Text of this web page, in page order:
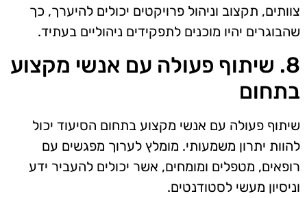
צוותים, תקצוב וניהול פרויקטים יכולים להיערך, כך
שהבוגרים יהיו מוכנים לתפקידים ניהוליים בעתיד.
8. שיתוף פעולה עם אנשי מקצוע
בתחום
שיתוף פעולה עם אנשי מקצוע בתחום הסיעוד יכול
להוות יתרון משמעותי. מומלץ לערוך מפגשים עם
רופאים, מטפלים ומומחים, אשר יכולים להעביר ידע
וניסיון מעשי לסטודנטים.